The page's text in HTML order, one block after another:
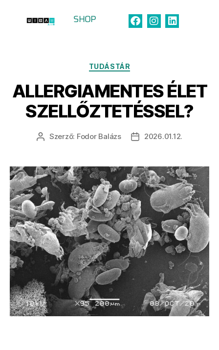
SHOP
Címke: háziporatka
TUDÁSTÁR
ALLERGIAMENTES ÉLET
SZELLŐZTETÉSSEL?
Szerző: Fodor Balázs 2026.01.12.